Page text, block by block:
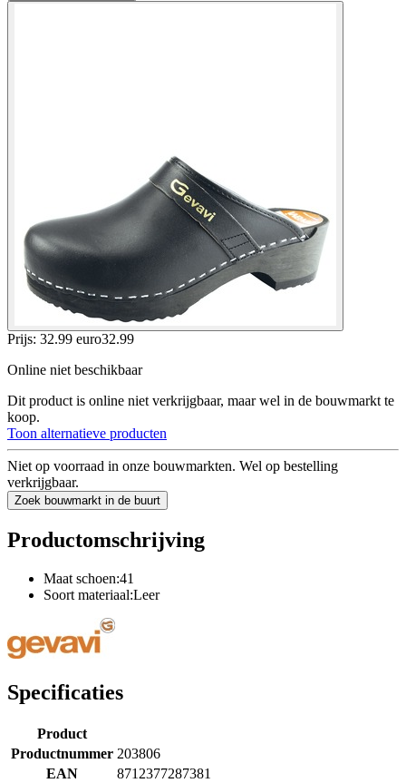
Prijs: 32.99 euro32.99
Online niet beschikbaar
Dit product is online niet verkrijgbaar, maar wel in de bouwmarkt te
koop.
Toon alternatieve producten
Niet op voorraad in onze bouwmarkten. Wel op bestelling
verkrijgbaar.
Zoek bouwmarkt in de buurt
Productomschrijving
Maat schoen:41
Soort materiaal:Leer
Specificaties
Product
Productnummer 203806
EAN
8712377287381